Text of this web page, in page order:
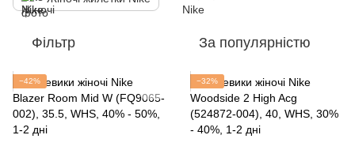
Фільтр За популярністю
−42% −32%